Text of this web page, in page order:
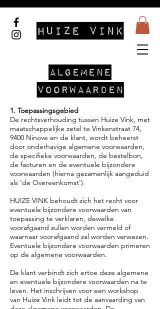
ALGEMENE
VOORWAARDEN
1. Toepassingsgebied
De rechtsverhouding tussen Huize Vink, met
maatschappelijke zetel te Vinkenstraat 74,
9400 Ninove en de klant, wordt beheerst
door onderhavige algemene voorwaarden,
de specifieke voorwaarden, de bestelbon,
de facturen en de eventuele bijzondere
voorwaarden (hierna gezamenlijk aangeduid
als 'de Overeenkomst').
HUIZE VINK behoudt zich het recht voor
eventuele bijzondere voorwaarden van
toepassing te verklaren, dewelke
voorafgaand zullen worden vermeld of
waarnaar voorafgaand zal worden verwezen.
Eventuele bijzondere voorwaarden primeren
op de algemene voorwaarden.
De klant verbindt zich ertoe deze algemene
en eventuele bijzondere voorwaarden na te
leven. Het inschrijven voor een workshop
van Huize Vink leidt tot de aanvaarding van